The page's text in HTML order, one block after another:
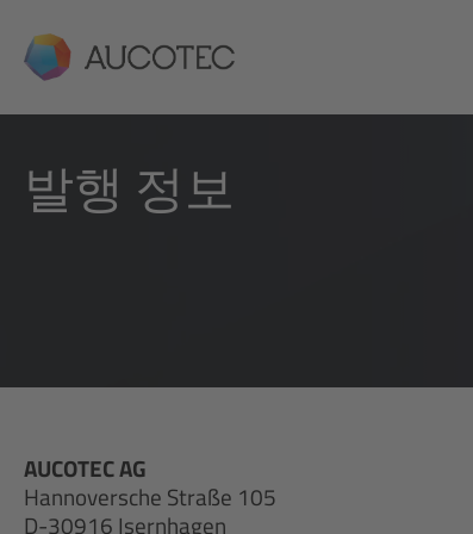
AUCOTEC
발행 정보
AUCOTEC AG
Hannoversche Straße 105
D-30916 Isernhagen